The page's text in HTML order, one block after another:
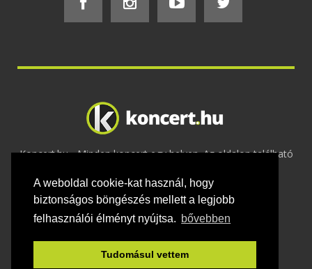
A weboldal cookie-kat használ, hogy
biztonságos böngészés mellett a legjobb
felhasználói élményt nyújtsa. bővebben
Tudomásul vettem
Koncert.hu - Minden koncert egy helyen. Az oldalon található
2020 Adatvédelem-ÁSZF-Felhasználási
feltételek-Webmaster- Kapcsolat és üzenet küldés